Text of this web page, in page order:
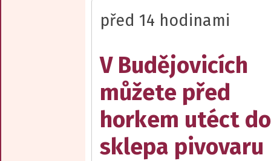
před 14 hodinami
V Budějovicích
můžete před
horkem utéct do
sklepa pivovaru